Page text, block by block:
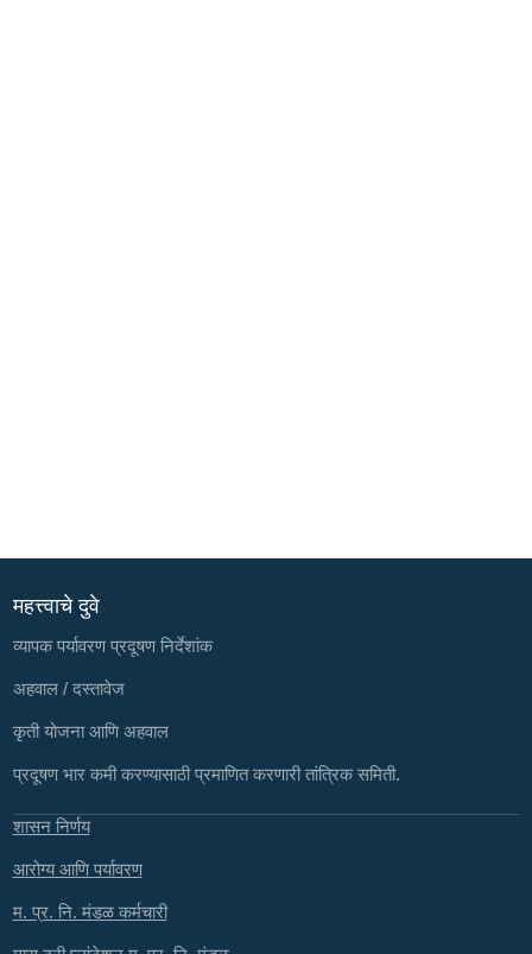
महत्त्वाचे दुवे
व्यापक पर्यावरण प्रदूषण निर्देशांक
अहवाल / दस्तावेज
कृती योजना आणि अहवाल
प्रदूषण भार कमी करण्यासाठी प्रमाणित करणारी तांत्रिक समिती.
शासन निर्णय
आरोग्य आणि पर्यावरण
म. प्र. नि. मंडळ कर्मचारी